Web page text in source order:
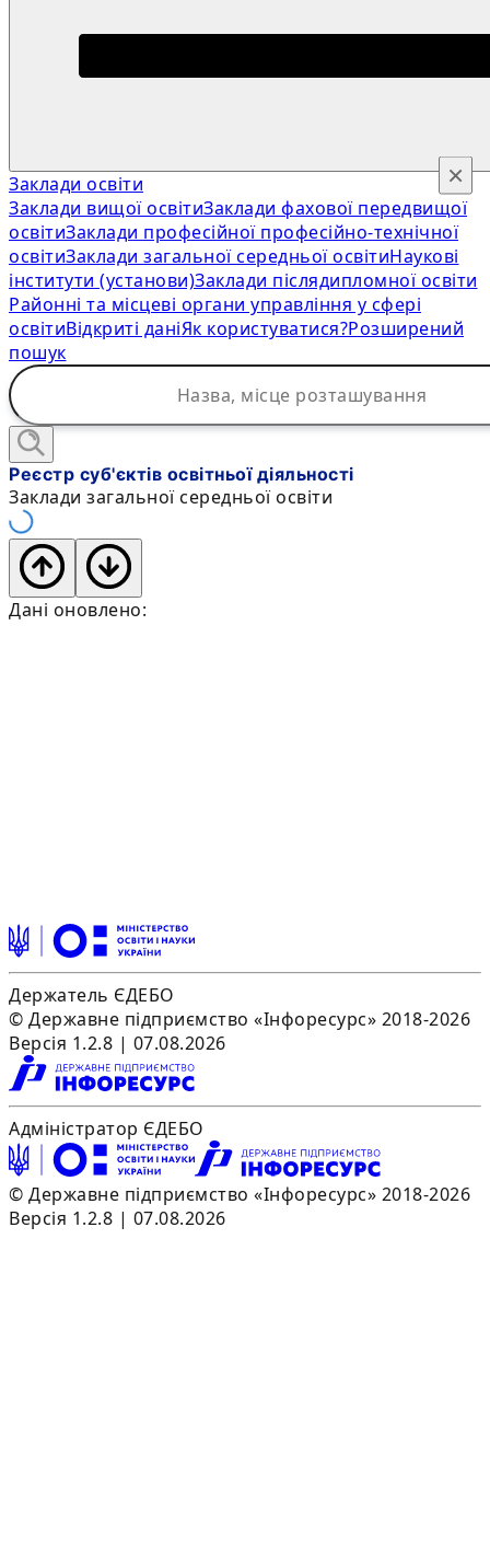
Заклади освіти
Заклади вищої освітиЗаклади фахової передвищої
освітиЗаклади професійної професійно-технічної
освітиЗаклади загальної середньої освітиНаукові
інститути (установи)Заклади післядипломної освіти
Районні та місцеві органи управління у сфері
освітиВідкриті даніЯк користуватися?Розширений
пошук
×
Реєстр суб'єктів освітньої діяльності
Заклади загальної середньої освіти
Дані оновлено:
Держатель ЄДЕБО
© Державне підприємство «Інфоресурс» 2018-2026
Версія 1.2.8 | 07.08.2026
Адміністратор ЄДЕБО
© Державне підприємство «Інфоресурс» 2018-2026
Версія 1.2.8 | 07.08.2026